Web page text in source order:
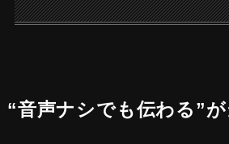
“音声ナシでも伝わる”が